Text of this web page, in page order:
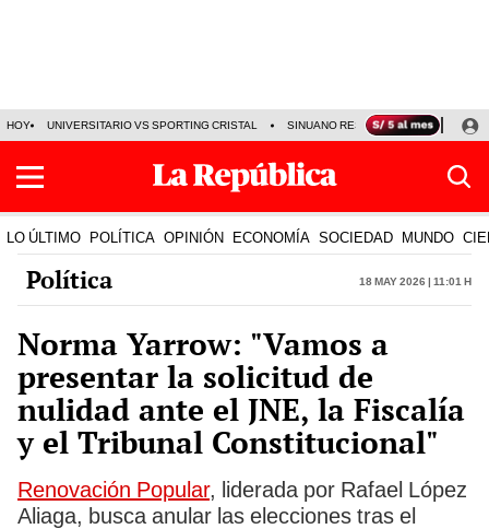
HOY UNIVERSITARIO VS SPORTING CRISTAL SINUANO RESULTADOS HOY
LO ÚLTIMO POLÍTICA OPINIÓN ECONOMÍA SOCIEDAD MUNDO
Política 18 May 2026 | 11:01 h
Norma Yarrow: "Vamos a
presentar la solicitud de
nulidad ante el JNE, la Fiscalía
y el Tribunal Constitucional"
Renovación Popular, liderada por Rafael López
Aliaga, busca anular las elecciones tras el